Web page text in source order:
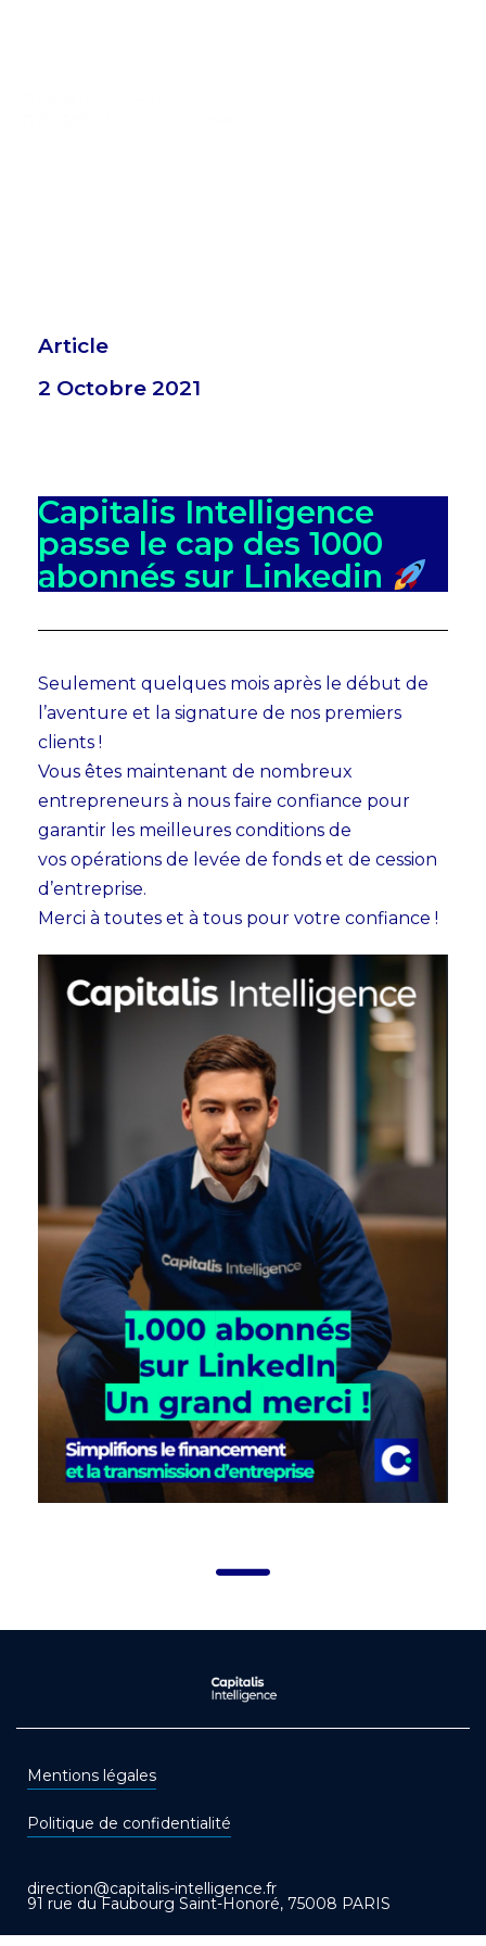
Article
2 Octobre 2021
Capitalis Intelligence
passe le cap des 1000
abonnés sur Linkedin
Seulement quelques mois après le début de
l’aventure et la signature de nos premiers
clients !
Vous êtes maintenant de nombreux
entrepreneurs à nous faire confiance pour
garantir les meilleures conditions de
vos opérations de levée de fonds et de cession
d’entreprise.
Merci à toutes et à tous pour votre confiance !
Mentions légales
Politique de confidentialité
direction@capitalis-intelligence.fr
91 rue du Faubourg Saint-Honoré, 75008 PARIS